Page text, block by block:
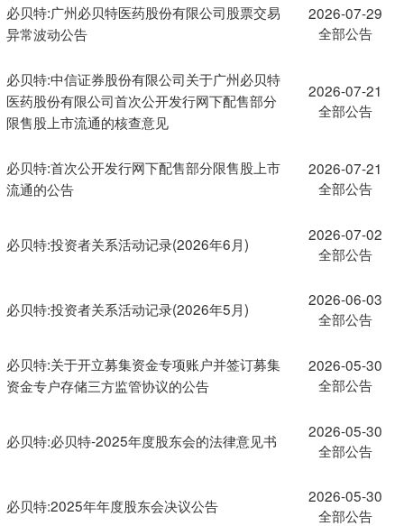
必贝特:广州必贝特医药股份有限公司股票交易
异常波动公告
2026-07-29
全部公告
必贝特:中信证券股份有限公司关于广州必贝特
医药股份有限公司首次公开发行网下配售部分
限售股上市流通的核查意见
2026-07-21
全部公告
必贝特:首次公开发行网下配售部分限售股上市
流通的公告
2026-07-21
全部公告
必贝特:投资者关系活动记录(2026年6月)
2026-07-02
全部公告
必贝特:投资者关系活动记录(2026年5月)
2026-06-03
全部公告
必贝特:关于开立募集资金专项账户并签订募集
资金专户存储三方监管协议的公告
2026-05-30
全部公告
必贝特:必贝特-2025年度股东会的法律意见书
2026-05-30
全部公告
必贝特:2025年年度股东会决议公告
2026-05-30
全部公告